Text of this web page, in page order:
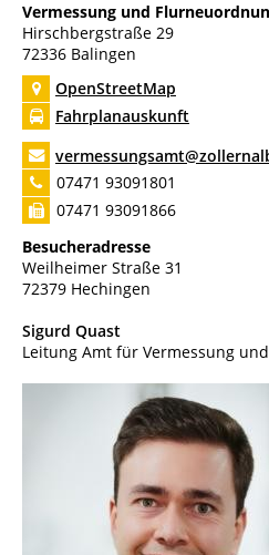
Vermessung und
Hirschbergstraße 29
72336 Balingen
OpenStreetMap
Fahrplanauskunft
07471 93091801
07471 93091866
Besucheradresse
Weilheimer Straße 31
72379 Hechingen
Sigurd Quast
Leitung Amt für Vermessung